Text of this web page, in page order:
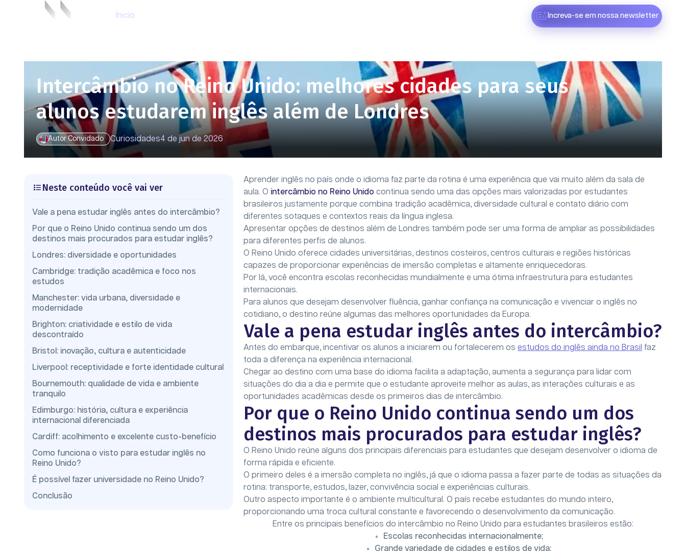
Ínicio Increva-se em nossa newsletter
Intercâmbio no Reino Unido: melhores cidades para seus
alunos estudarem inglês além de Londres
Autor Convidado Curiosidades4 de jun de 2026
Neste conteúdo você vai ver
Vale a pena estudar inglês antes do intercâmbio?
Por que o Reino Unido continua sendo um dos
destinos mais procurados para estudar inglês?
Londres: diversidade e oportunidades
Cambridge: tradição acadêmica e foco nos
estudos
Manchester: vida urbana, diversidade e
modernidade
Brighton: criatividade e estilo de vida
descontraído
Bristol: inovação, cultura e autenticidade
Liverpool: receptividade e forte identidade cultural
Bournemouth: qualidade de vida e ambiente
tranquilo
Edimburgo: história, cultura e experiência
internacional diferenciada
Cardiff: acolhimento e excelente custo-benefício
Como funciona o visto para estudar inglês no
Reino Unido?
É possível fazer universidade no Reino Unido?
Conclusão
Aprender inglês no país onde o idioma faz parte da rotina é uma experiência que vai muito além da sala de
aula. O intercâmbio no Reino Unido continua sendo uma das opções mais valorizadas por estudantes
brasileiros justamente porque combina tradição acadêmica, diversidade cultural e contato diário com
diferentes sotaques e contextos reais da língua inglesa.
Apresentar opções de destinos além de Londres também pode ser uma forma de ampliar as possibilidades
para diferentes perfis de alunos.
O Reino Unido oferece cidades universitárias, destinos costeiros, centros culturais e regiões históricas
capazes de proporcionar experiências de imersão completas e altamente enriquecedoras.
Por lá, você encontra escolas reconhecidas mundialmente e uma ótima infraestrutura para estudantes
internacionais.
Para alunos que desejam desenvolver fluência, ganhar confiança na comunicação e vivenciar o inglês no
cotidiano, o destino reúne algumas das melhores oportunidades da Europa.
Vale a pena estudar inglês antes do intercâmbio?
Antes do embarque, incentivar os alunos a iniciarem ou fortalecerem os estudos do inglês ainda no Brasil faz
toda a diferença na experiência internacional.
Chegar ao destino com uma base do idioma facilita a adaptação, aumenta a segurança para lidar com
situações do dia a dia e permite que o estudante aproveite melhor as aulas, as interações culturais e as
oportunidades acadêmicas desde os primeiros dias de intercâmbio.
Por que o Reino Unido continua sendo um dos
destinos mais procurados para estudar inglês?
O Reino Unido reúne alguns dos principais diferenciais para estudantes que desejam desenvolver o idioma de
forma rápida e eficiente.
O primeiro deles é a imersão completa no inglês, já que o idioma passa a fazer parte de todas as situações da
rotina: transporte, estudos, lazer, convivência social e experiências culturais.
Outro aspecto importante é o ambiente multicultural. O país recebe estudantes do mundo inteiro,
proporcionando uma troca cultural constante e favorecendo o desenvolvimento da comunicação.
Entre os principais benefícios do intercâmbio no Reino Unido para estudantes brasileiros estão:
Escolas reconhecidas internacionalmente;
Grande variedade de cidades e estilos de vida;